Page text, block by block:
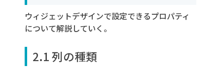
ウィジェットデザインで設定できるプロパティ
について解説していく。
2.1 列の種類